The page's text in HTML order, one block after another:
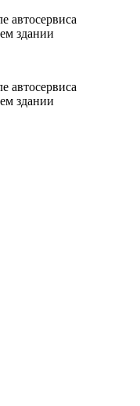
автосервиса
здании
автосервиса
здании